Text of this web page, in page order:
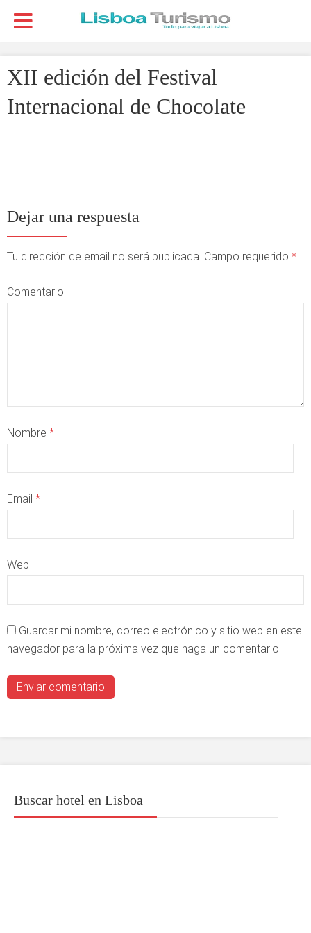
XII edición del Festival
Internacional de Chocolate
Dejar una respuesta
Tu dirección de email no será publicada. Campo requerido *
Comentario
Nombre *
Email *
Web
Guardar mi nombre, correo electrónico y sitio web en este
navegador para la próxima vez que haga un comentario.
Buscar hotel en Lisboa